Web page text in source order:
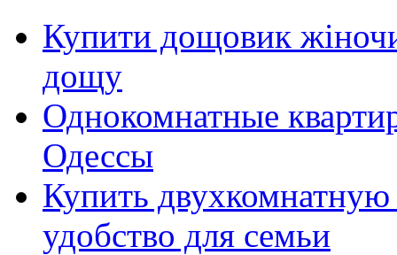
Купити дощовик
дощу
Однокомнатные
Одессы
Купить
удобство для семьи